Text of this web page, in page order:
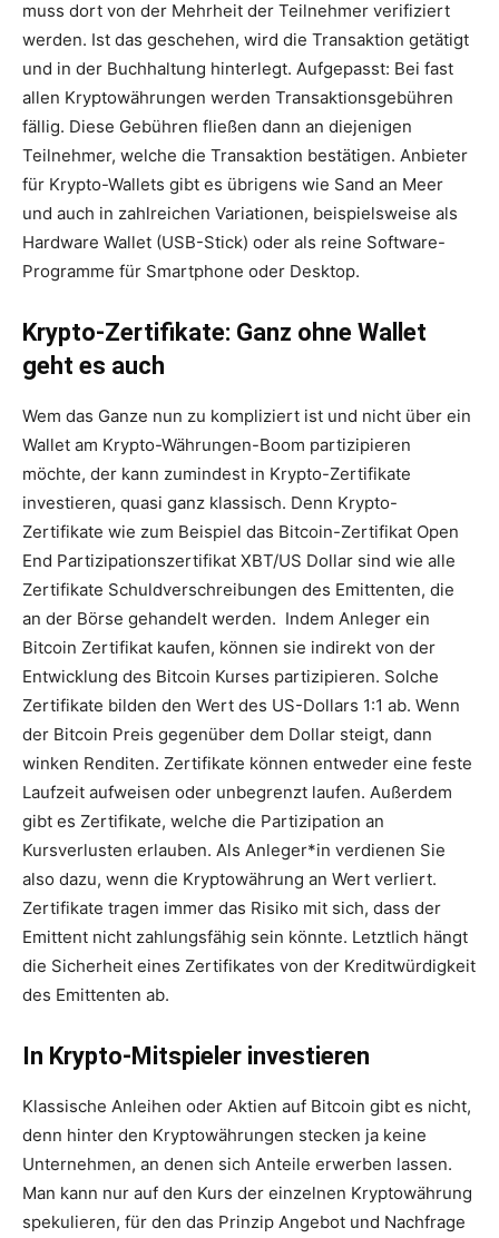
muss dort von der Mehrheit der Teilnehmer verifiziert
werden. Ist das geschehen, wird die Transaktion getätigt
und in der Buchhaltung hinterlegt. Aufgepasst: Bei fast
allen Kryptowährungen werden Transaktionsgebühren
fällig. Diese Gebühren fließen dann an diejenigen
Teilnehmer, welche die Transaktion bestätigen. Anbieter
für Krypto-Wallets gibt es übrigens wie Sand an Meer
und auch in zahlreichen Variationen, beispielsweise als
Hardware Wallet (USB-Stick) oder als reine Software-
Programme für Smartphone oder Desktop.
Krypto-Zertifikate: Ganz ohne Wallet
geht es auch
Wem das Ganze nun zu kompliziert ist und nicht über ein
Wallet am Krypto-Währungen-Boom partizipieren
möchte, der kann zumindest in Krypto-Zertifikate
investieren, quasi ganz klassisch. Denn Krypto-
Zertifikate wie zum Beispiel das Bitcoin-Zertifikat Open
End Partizipationszertifikat XBT/US Dollar sind wie alle
Zertifikate Schuldverschreibungen des Emittenten, die
an der Börse gehandelt werden. Indem Anleger ein
Bitcoin Zertifikat kaufen, können sie indirekt von der
Entwicklung des Bitcoin Kurses partizipieren. Solche
Zertifikate bilden den Wert des US-Dollars 1:1 ab. Wenn
der Bitcoin Preis gegenüber dem Dollar steigt, dann
winken Renditen. Zertifikate können entweder eine feste
Laufzeit aufweisen oder unbegrenzt laufen. Außerdem
gibt es Zertifikate, welche die Partizipation an
Kursverlusten erlauben. Als Anleger*in verdienen Sie
also dazu, wenn die Kryptowährung an Wert verliert.
Zertifikate tragen immer das Risiko mit sich, dass der
Emittent nicht zahlungsfähig sein könnte. Letztlich hängt
die Sicherheit eines Zertifikates von der Kreditwürdigkeit
des Emittenten ab.
In Krypto-Mitspieler investieren
Klassische Anleihen oder Aktien auf Bitcoin gibt es nicht,
denn hinter den Kryptowährungen stecken ja keine
Unternehmen, an denen sich Anteile erwerben lassen.
Man kann nur auf den Kurs der einzelnen Kryptowährung
spekulieren, für den das Prinzip Angebot und Nachfrage